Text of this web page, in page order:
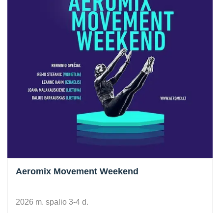
Aeromix Movement Weekend
2026 m. spalio 3-4 d.